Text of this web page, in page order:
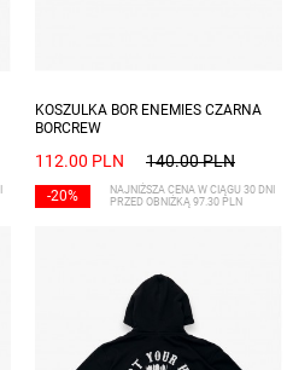
KOSZULKA BOR ENEMIES CZARNA
BORCREW
112.00 PLN 140.00 PLN
-20%
NAJNIŻSZA CENA W CIĄGU 30 DNI
PRZED OBNIŻKĄ 97.30 PLN